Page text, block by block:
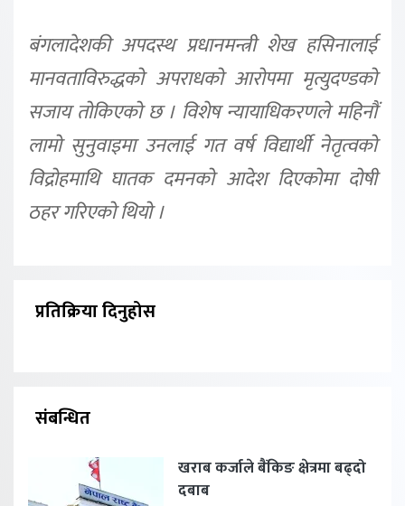
बंगलादेशकी अपदस्थ प्रधानमन्त्री शेख हसिनालाई
मानवताविरुद्धको अपराधको आरोपमा मृत्युदण्डको
सजाय तोकिएको छ । विशेष न्यायाधिकरणले महिनौं
लामो सुनुवाइमा उनलाई गत वर्ष विद्यार्थी नेतृत्वको
विद्रोहमाथि घातक दमनको आदेश दिएकोमा दोषी
ठहर गरिएको थियो ।
प्रतिक्रिया दिनुहोस
संबन्धित
खराब कर्जाले बैंकिङ क्षेत्रमा बढ्दो
दबाब